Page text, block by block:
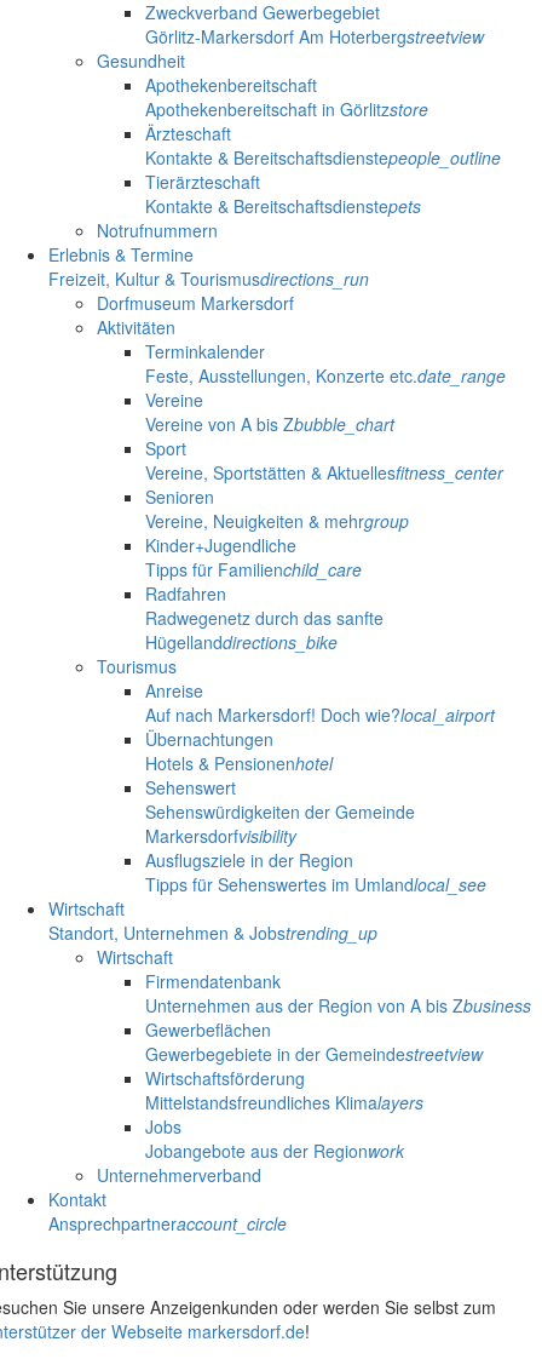
Zweckverband Gewerbegebiet
Görlitz-Markersdorf Am Hoterbergstreetview
Gesundheit
Apothekenbereitschaft
Apothekenbereitschaft in Görlitzstore
Ärzteschaft
Kontakte & Bereitschaftsdienstepeople_outline
Tierärzteschaft
Kontakte & Bereitschaftsdienstepets
Notrufnummern
Erlebnis & Termine
Freizeit, Kultur & Tourismusdirections_run
Dorfmuseum Markersdorf
Aktivitäten
Terminkalender
Feste, Ausstellungen, Konzerte etc.date_range
Vereine
Vereine von A bis Zbubble_chart
Sport
Vereine, Sportstätten & Aktuellesfitness_center
Senioren
Vereine, Neuigkeiten & mehrgroup
Kinder+Jugendliche
Tipps für Familienchild_care
Radfahren
Radwegenetz durch das sanfte
Hügellanddirections_bike
Tourismus
Anreise
Auf nach Markersdorf! Doch wie?local_airport
Übernachtungen
Hotels & Pensionenhotel
Sehenswert
Sehenswürdigkeiten der Gemeinde
Markersdorfvisibility
Ausflugsziele in der Region
Tipps für Sehenswertes im Umlandlocal_see
Wirtschaft
Standort, Unternehmen & Jobstrending_up
Wirtschaft
Firmendatenbank
Unternehmen aus der Region von A bis Zbusiness
Gewerbeflächen
Gewerbegebiete in der Gemeindestreetview
Wirtschaftsförderung
Mittelstandsfreundliches Klimalayers
Jobs
Jobangebote aus der Regionwork
Unternehmerverband
Kontakt
Ansprechpartneraccount_circle
Sie unsere Anzeigenkunden oder werden Sie selbst zum
der Webseite markersdorf.de!